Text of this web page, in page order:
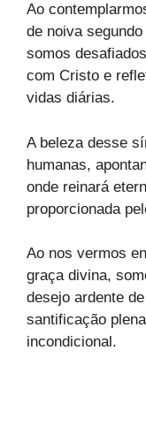
Ao
de noiva
somos
com Cristo e
vidas diárias.
A beleza desse
humanas,
onde reinará
proporcionada
Ao nos vermos
graça divina,
desejo ardente
santificação
incondicional.